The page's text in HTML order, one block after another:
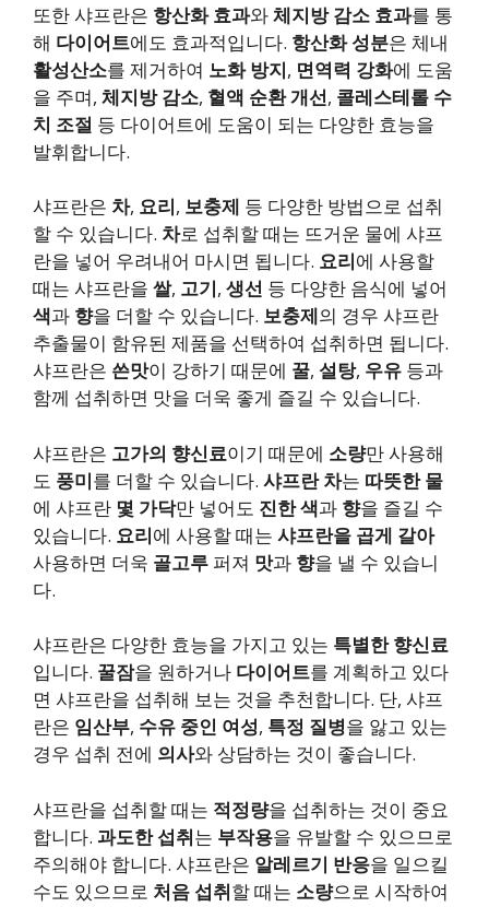
또한 샤프란은 항산화 효과와체지방 감소 효과를 통
해 다이어트에도 효과적입니다. 항산화 성분은 체내
활성산소를 제거하여 노화 방지, 면역력 강화에 도움
을 주며, 체지방 감소, 혈액 순환 개선, 콜레스테롤 수
치 조절 등 다이어트에 도움이 되는 다양한 효능을
발휘합니다.
샤프란은 차, 요리, 보충제 등 다양한 방법으로 섭취
할 수 있습니다. 차로 섭취할 때는 뜨거운 물에 샤프
란을 넣어 우려내어 마시면 됩니다. 요리에 사용할
때는 샤프란을 쌀, 고기, 생선 등 다양한 음식에 넣어
색과 향을 더할 수 있습니다. 보충제의 경우 샤프란
추출물이 함유된 제품을 선택하여 섭취하면 됩니다.
샤프란은 쓴맛이 강하기 때문에 꿀, 설탕, 우유 등과
함께 섭취하면 맛을 더욱 좋게 즐길 수 있습니다.
샤프란은 고가의 향신료이기 때문에 소량만 사용해
도 풍미를 더할 수 있습니다. 샤프란 차는 따뜻한 물
에 샤프란 몇 가닥만 넣어도 진한 색과 향을 즐길 수
있습니다. 요리에 사용할 때는 샤프란을 곱게 갈아
사용하면 더욱 골고루 퍼져 맛과 향을 낼 수 있습니
다.
샤프란은 다양한 효능을 가지고 있는 특별한 향신료
입니다. 꿀잠을 원하거나 다이어트를 계획하고 있다
면 샤프란을 섭취해 보는 것을 추천합니다. 단, 샤프
란은 임산부, 수유 중인 여성, 특정 질병을 앓고 있는
경우 섭취 전에 의사와 상담하는 것이 좋습니다.
샤프란을 섭취할 때는 적정량을 섭취하는 것이 중요
합니다. 과도한 섭취는 부작용을 유발할 수 있으므로
주의해야 합니다. 샤프란은 알레르기 반응을 일으킬
수도 있으므로 처음 섭취할 때는 소량으로 시작하여